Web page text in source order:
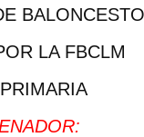
LA FBCLM